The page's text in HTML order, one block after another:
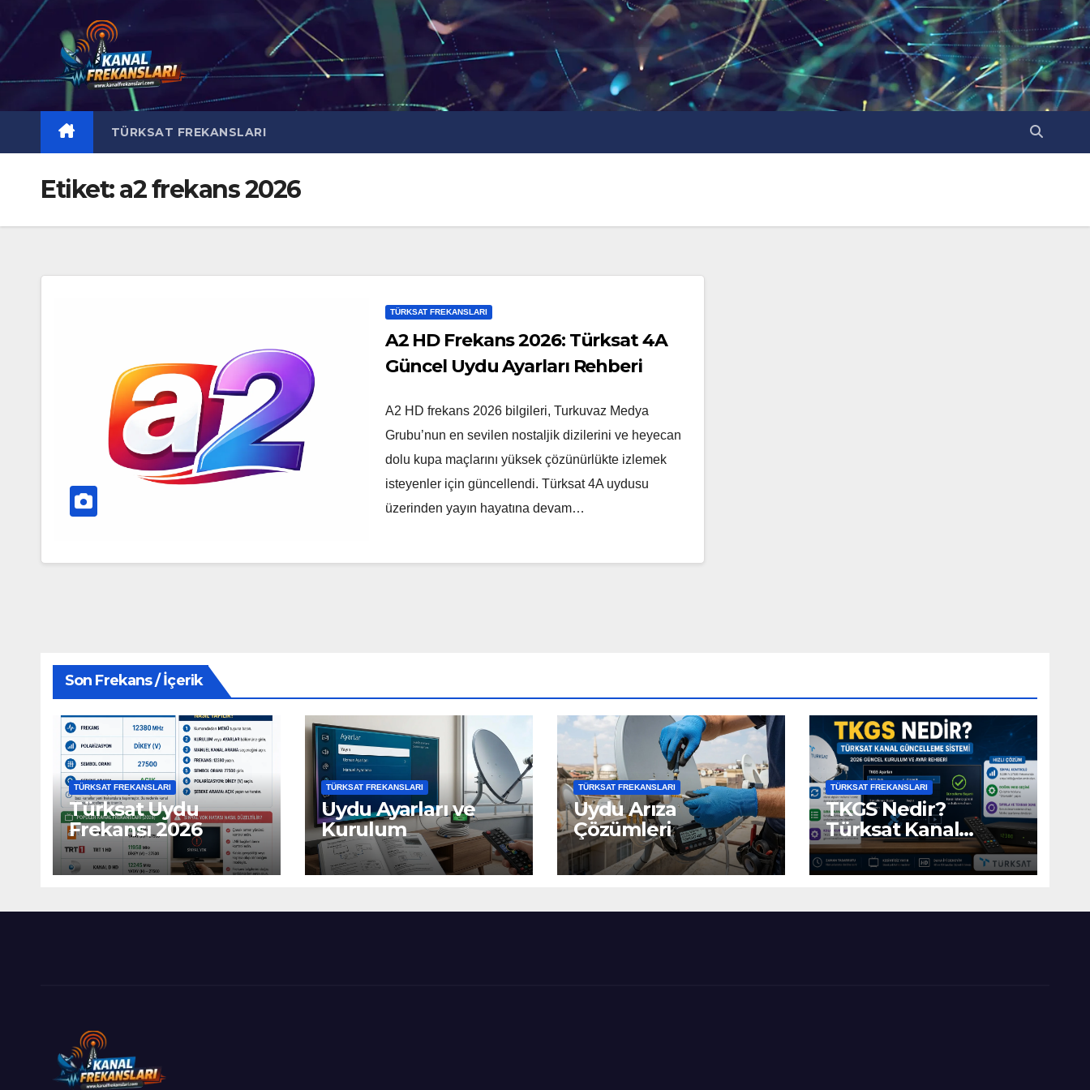
content
TÜRKSAT FREKANSLARI
Etiket:a2 frekans 2026
TÜRKSAT FREKANSLARI
A2 HD Frekans 2026: Türksat 4A
Güncel Uydu Ayarları Rehberi
A2 HD frekans 2026 bilgileri, Turkuvaz Medya
Grubu’nun en sevilen nostaljik dizilerini ve heyecan
dolu kupa maçlarını yüksek çözünürlükte izlemek
isteyenler için güncellendi. Türksat 4A uydusu
üzerinden yayın hayatına devam…
Son Frekans / İçerik
TÜRKSAT FREKANSLARI
Türksat Uydu
Frekansı 2026
TÜRKSAT FREKANSLARI
Uydu Ayarları ve
Kurulum
TÜRKSAT FREKANSLARI
Uydu Arıza
Çözümleri
TÜRKSAT FREKANSLARI
TKGS Nedir?
Türksat Kanal
Güncelleme Sistemi
(2026 Ayarları)